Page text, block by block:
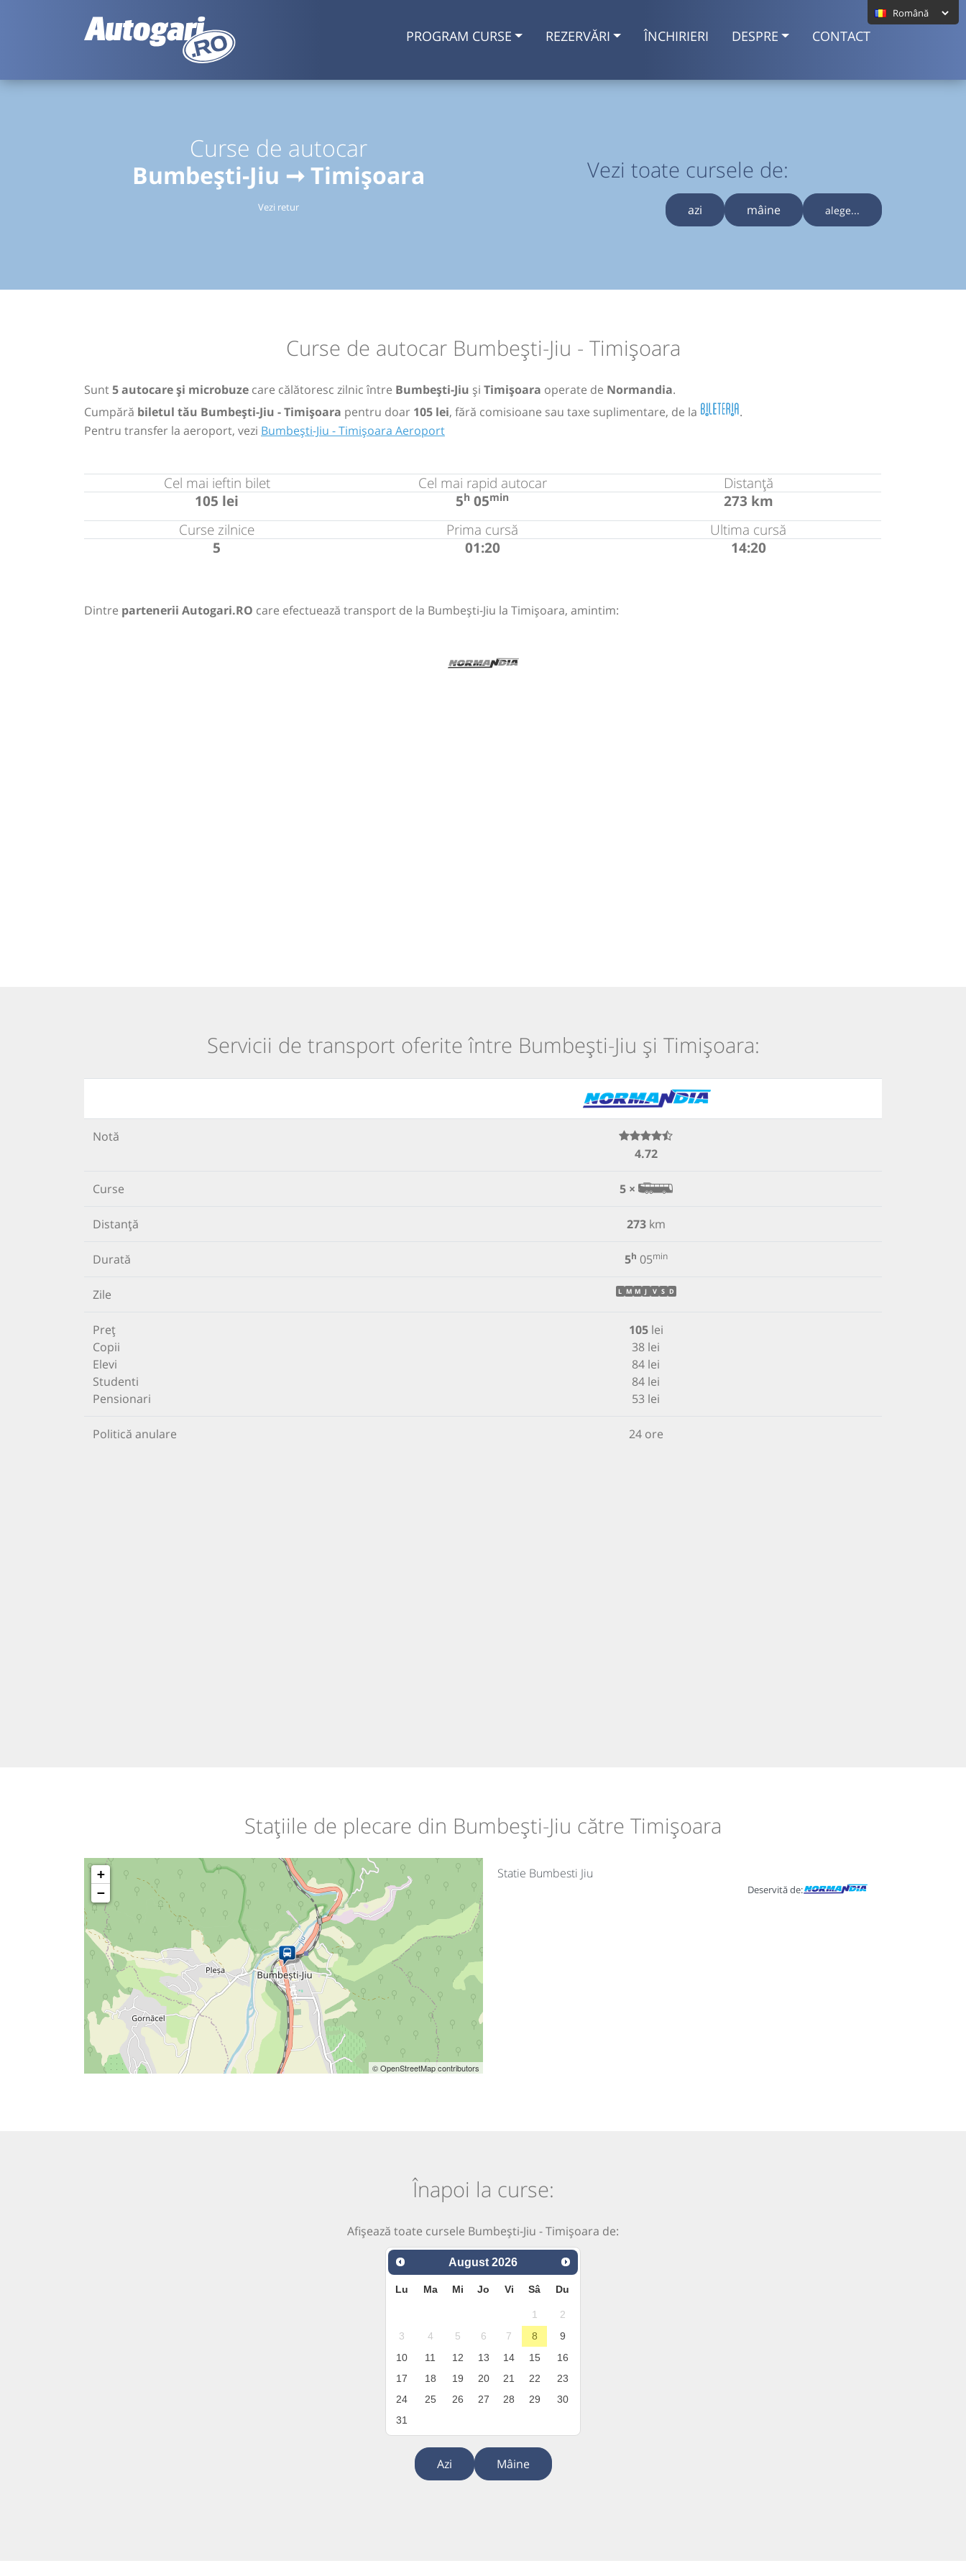
PROGRAM CURSE REZERVĂRI ÎNCHIRIERI DESPRE CONTACT
Curse de autocar
Bumbești-Jiu ➞ Timișoara
Vezi retur
Vezi toate cursele de:
azi mâine alege...
Curse de autocar Bumbești-Jiu - Timișoara
Sunt5 autocare și microbuze care călătoresc zilnic între Bumbești-Jiu și Timișoara operate de Normandia.
Cumpără biletul tău Bumbești-Jiu - Timișoara pentru doar 105 lei, fără comisioane sau taxe suplimentare, de la
.
Pentru transfer la aeroport, vezi Bumbești-Jiu - Timișoara Aeroport
Cel mai ieftin bilet
105 lei
Cel mai rapid autocar
5h 05min
Distanță
273 km
Curse zilnice
5
Prima cursă
01:20
Ultima cursă
14:20
Dintre partenerii Autogari.RO care efectuează transport de la Bumbești-Jiu la Timișoara, amintim:
Servicii de transport oferite între Bumbești-Jiu și Timișoara:
Notă
4.72
Curse 5 ×
Distanță 273km
Durată 5h 05min
Zile L M M J V S D
Preț
Copii
Elevi
Studenti
Pensionari
105lei
38 lei
84 lei
84 lei
53 lei
Politică anulare 24 ore
Stațiile de plecare din Bumbești-Jiu către Timișoara
+
−
© OpenStreetMap contributors
Statie Bumbesti Jiu
Deservită de:
Înapoi la curse:
Afișează toate cursele Bumbești-Jiu - Timișoara de:
August 2026
Lu Ma Mi Jo Vi Sâ Du
1
2
3
4 5 6 7 8
9
10
11 12 13 14 15
16
17
18 19 20 21 22
23
24
25 26 27 28 29
30
31
Azi Mâine